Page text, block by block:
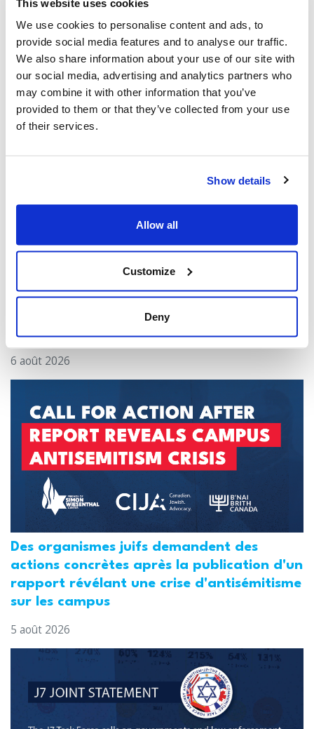
This website uses cookies
We use cookies to personalise content and ads, to
provide social media features and to analyse our traffic.
We also share information about your use of our site with
our social media, advertising and analytics partners who
may combine it with other information that you’ve
provided to them or that they’ve collected from your use
of their services.
Show details
Allow all
Customize
Deny
Vous pourriez également être intéressé
par...
Le CIJA réagit aux arrestations effectuées
par la police de Toronto dans le cadre de
l'enquête sur la fusillade au consulat
américain
6 août 2026
Des organismes juifs demandent des
actions concrètes après la publication d'un
rapport révélant une crise d'antisémitisme
sur les campus
5 août 2026